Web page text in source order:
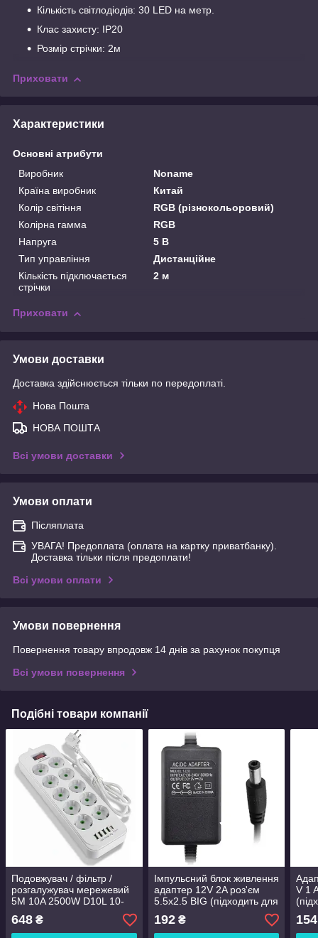
Кількість світлодіодів: 30 LED на метр.
Клас захисту: IP20
Розмір стрічки: 2м
Приховати
Характеристики
Основні атрибути
Виробник
Noname
Країна виробник
Китай
Колір світіння
RGB (різнокольоровий)
Колірна гамма
RGB
Напруга
5 В
Тип управління
Дистанційне
Кількість підключається
стрічки
2 м
Приховати
Умови доставки
Доставка здійснюється тільки по передоплаті.
Нова Пошта
НОВА ПОШТА
Всі умови доставки
Умови оплати
Післяплата
УВАГА! Предоплата (оплата на картку приватбанку).
Доставка тільки після предоплати!
Всі умови оплати
Умови повернення
Повернення товару впродовж 14 днів за рахунок покупця
Всі умови повернення
Подібні товари компанії
Подовжувач / фільтр /
розгалужувач мережевий
5М 10A 2500W D10L 10-
648 ₴
Імпульсний блок живлення
адаптер 12V 2A роз'єм
5.5х2.5 BIG (підходить для
192₴
V 1
154